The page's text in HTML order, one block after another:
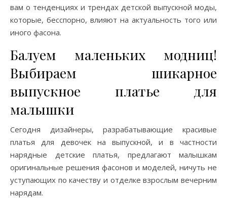
вам о тенденциях и трендах детской выпускной моды,
которые, бесспорно, влияют на актуальность того или
иного фасона.
Балуем маленьких модниц!
Выбираем шикарное
выпускное платье для
малышки
Сегодня дизайнеры, разрабатывающие красивые
платья для девочек на выпускной, и в частности
нарядные детские платья, предлагают малышкам
оригинальные решения фасонов и моделей, ничуть не
уступающих по качеству и отделке взрослым вечерним
нарядам.